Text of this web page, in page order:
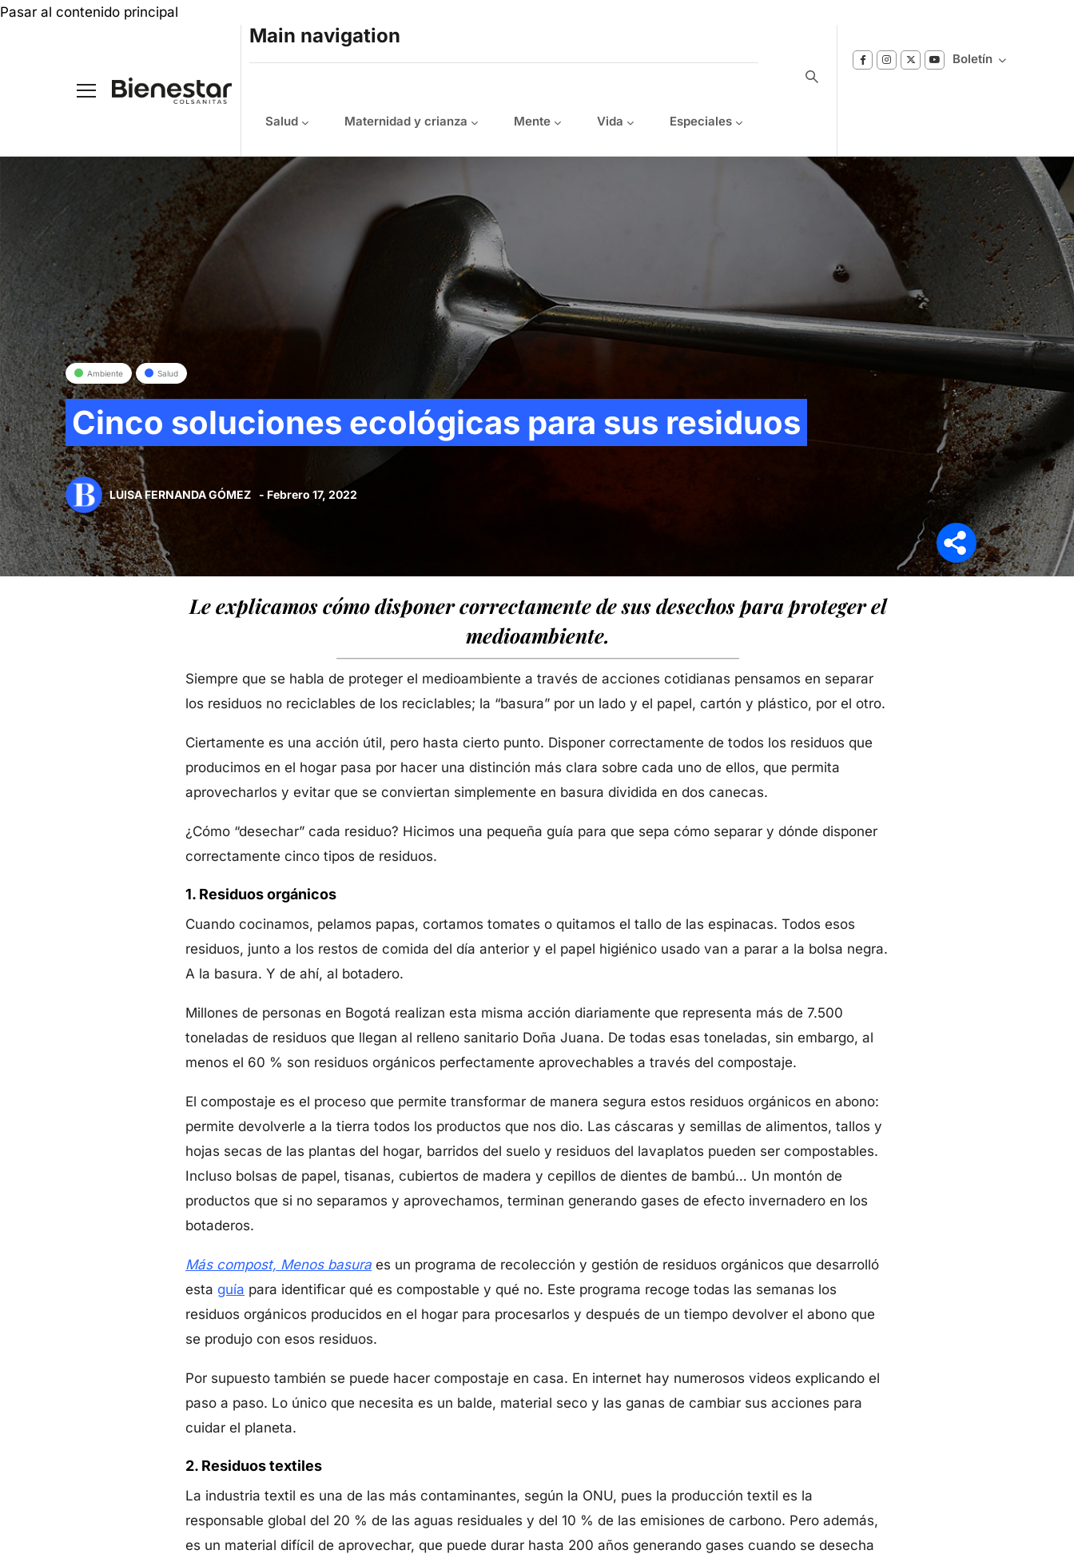
Pasar al contenido principal
Main navigation
Salud Maternidad y crianza Mente Vida Especiales
Boletín
Suscríbase a nuestro boletín
Reciba notificaciones sobre los temas de
Bienestar que le interesan.
Síganos en
Ambiente Salud
Cinco soluciones ecológicas para sus residuos
LUISA FERNANDA GÓMEZ - Febrero 17, 2022
Le explicamos cómo disponer correctamente de sus desechos para proteger el
medioambiente.
Siempre que se habla de proteger el medioambiente a través de acciones cotidianas pensamos en separar
los residuos no reciclables de los reciclables; la “basura” por un lado y el papel, cartón y plástico, por el otro.
Ciertamente es una acción útil, pero hasta cierto punto. Disponer correctamente de todos los residuos que
producimos en el hogar pasa por hacer una distinción más clara sobre cada uno de ellos, que permita
aprovecharlos y evitar que se conviertan simplemente en basura dividida en dos canecas.
¿Cómo “desechar” cada residuo? Hicimos una pequeña guía para que sepa cómo separar y dónde disponer
correctamente cinco tipos de residuos.
1. Residuos orgánicos
Cuando cocinamos, pelamos papas, cortamos tomates o quitamos el tallo de las espinacas. Todos esos
residuos, junto a los restos de comida del día anterior y el papel higiénico usado van a parar a la bolsa negra.
A la basura. Y de ahí, al botadero.
Millones de personas en Bogotá realizan esta misma acción diariamente que representa más de 7.500
toneladas de residuos que llegan al relleno sanitario Doña Juana. De todas esas toneladas, sin embargo, al
menos el 60 % son residuos orgánicos perfectamente aprovechables a través del compostaje.
El compostaje es el proceso que permite transformar de manera segura estos residuos orgánicos en abono:
permite devolverle a la tierra todos los productos que nos dio. Las cáscaras y semillas de alimentos, tallos y
hojas secas de las plantas del hogar, barridos del suelo y residuos del lavaplatos pueden ser compostables.
Incluso bolsas de papel, tisanas, cubiertos de madera y cepillos de dientes de bambú… Un montón de
productos que si no separamos y aprovechamos, terminan generando gases de efecto invernadero en los
botaderos.
Más compost, Menos basura es un programa de recolección y gestión de residuos orgánicos que desarrolló
esta guía para identificar qué es compostable y qué no. Este programa recoge todas las semanas los
residuos orgánicos producidos en el hogar para procesarlos y después de un tiempo devolver el abono que
se produjo con esos residuos.
Por supuesto también se puede hacer compostaje en casa. En internet hay numerosos videos explicando el
paso a paso. Lo único que necesita es un balde, material seco y las ganas de cambiar sus acciones para
cuidar el planeta.
2. Residuos textiles
La industria textil es una de las más contaminantes, según la ONU, pues la producción textil es la
responsable global del 20 % de las aguas residuales y del 10 % de las emisiones de carbono. Pero además,
es un material difícil de aprovechar, que puede durar hasta 200 años generando gases cuando se desecha